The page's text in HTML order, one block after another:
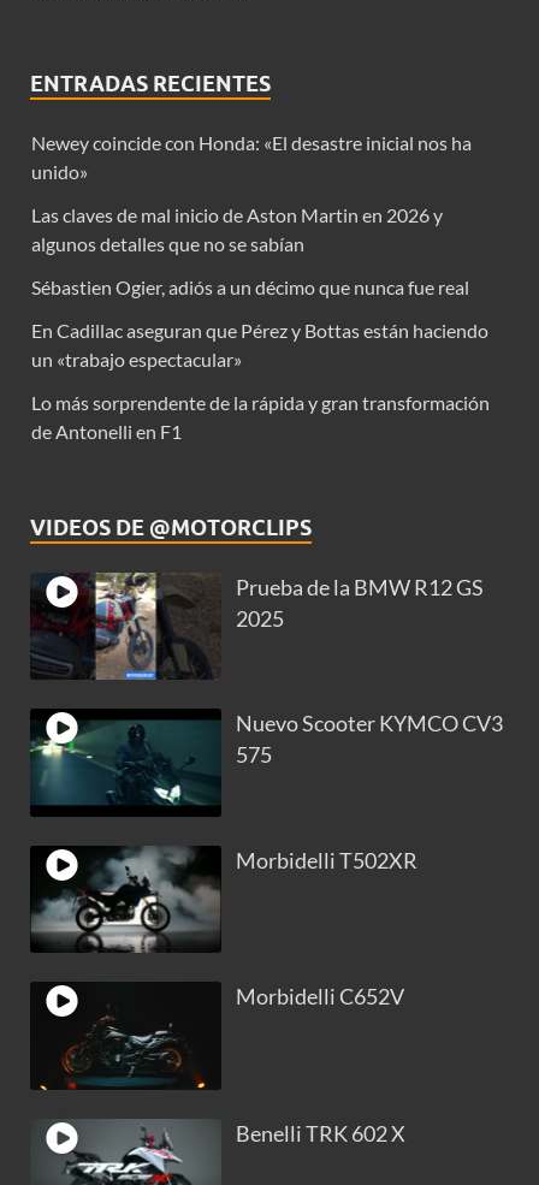
ENTRADAS RECIENTES
Newey coincide con Honda: «El desastre inicial nos ha
unido»
Las claves de mal inicio de Aston Martin en 2026 y
algunos detalles que no se sabían
Sébastien Ogier, adiós a un décimo que nunca fue real
En Cadillac aseguran que Pérez y Bottas están haciendo
un «trabajo espectacular»
Lo más sorprendente de la rápida y gran transformación
de Antonelli en F1
VIDEOS DE @MOTORCLIPS
Prueba de la BMW R12 GS
2025
Nuevo Scooter KYMCO CV3
575
Morbidelli T502XR
Morbidelli C652V
Benelli TRK 602 X